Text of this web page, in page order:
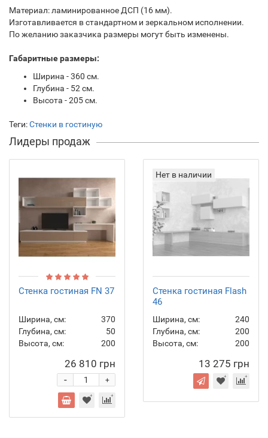
Материал: ламинированное ДСП (16 мм).
Изготавливается в стандартном и зеркальном исполнении.
По желанию заказчика размеры могут быть изменены.
Габаритные размеры:
Ширина - 360 см.
Глубина - 52 см.
Высота - 205 см.
Теги:Стенки в гостиную
Лидеры продаж
Стенка гостиная FN 37
Ширина, см:
370
Глубина, см:
50
Высота, см:
200
26 810 грн
+
-
Нет в наличии
Стенка гостиная Flash
46
Ширина, см:
240
Глубина, см:
200
Высота, см:
200
13 275 грн